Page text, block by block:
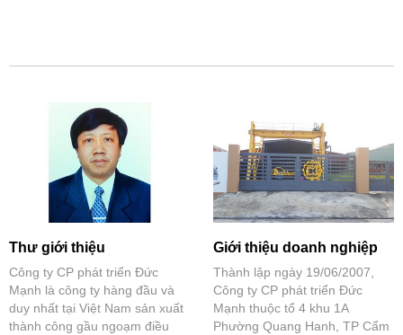
Thư giới thiệu
Công ty CP phát triển Đức
Mạnh là công ty hàng đầu và
duy nhất tại Việt Nam sản xuất
thành công gầu ngoạm điều
Giới thiệu doanh nghiệp
Thành lập ngày 19/06/2007,
Công ty CP phát triển Đức
Mạnh thuộc tổ 4 khu 1A
Phường Quang Hanh, TP Cẩm